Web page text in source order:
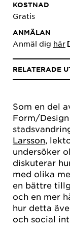
Som en del
Form/
Larsson,
undersöker
diskuterar
med olika
en bättre
och en mer
hur detta
och social
KOSTNAD
Gratis
ANMÄLAN
Anmäl dig här
RELATERADE